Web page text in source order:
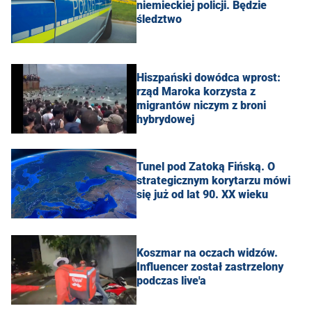
niemieckiej policji. Będzie
śledztwo
Hiszpański dowódca wprost:
rząd Maroka korzysta z
migrantów niczym z broni
hybrydowej
Tunel pod Zatoką Fińską. O
strategicznym korytarzu mówi
się już od lat 90. XX wieku
Koszmar na oczach widzów.
Influencer został zastrzelony
podczas live'a